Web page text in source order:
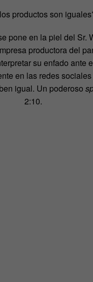
productos son
pone en la piel del Sr.
productora del
su enfado ante
en las redes
igual. Un poderoso
2:10.